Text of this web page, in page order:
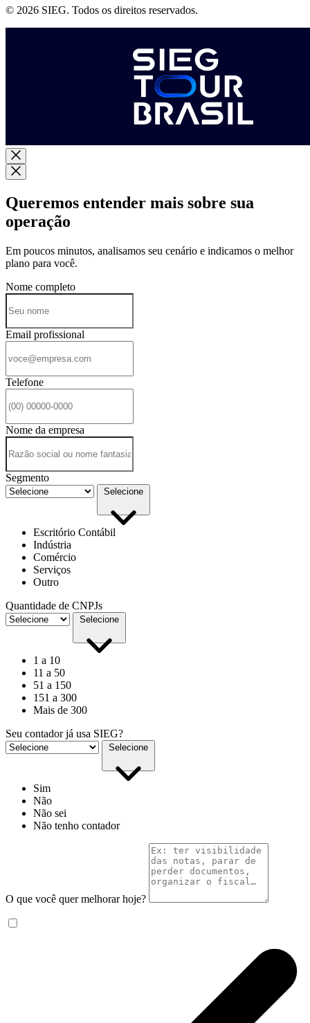
© 2026 SIEG. Todos os direitos reservados.
Queremos entender mais sobre sua
operação
Em poucos minutos, analisamos seu cenário e indicamos o melhor
plano para você.
Nome completo
Email profissional
Telefone
Nome da empresa
Segmento
Selecione
Escritório Contábil
Indústria
Comércio
Serviços
Outro
Quantidade de CNPJs
Selecione
1 a 10
11 a 50
51 a 150
151 a 300
Mais de 300
Seu contador já usa SIEG?
Selecione
Sim
Não
Não sei
Não tenho contador
O que você quer melhorar hoje?